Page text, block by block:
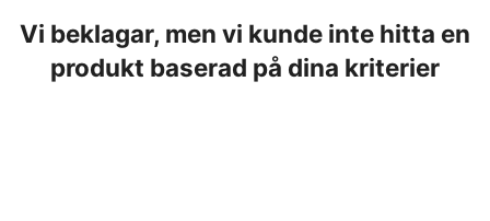
Vi beklagar, men vi kunde inte hitta en
produkt baserad på dina kriterier